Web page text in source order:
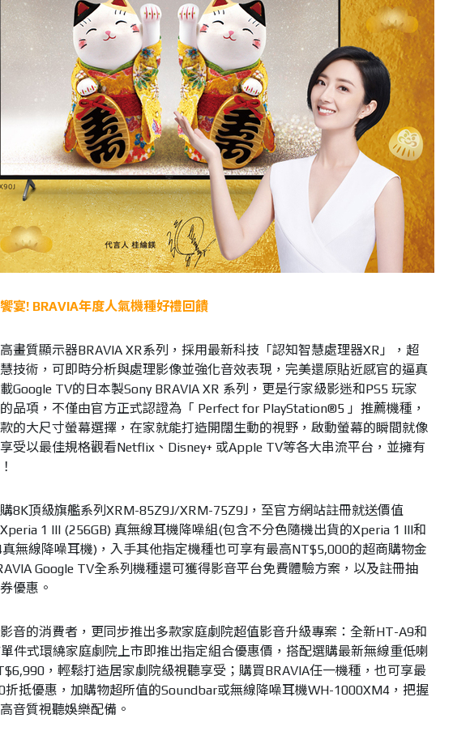
宴! BRAVIA年度人氣機種好禮回饋
畫質顯示器BRAVIA XR系列，採用最新科技「認知智慧處理器XR」，超
技術，可即時分析與處理影像並強化音效表現，完美還原貼近感官的逼真
Google TV的日本製Sony BRAVIA XR 系列，更是行家級影迷和PS5 玩家
品項，不僅由官方正式認證為「 Perfect for PlayStation®5 」推薦機種，
的大尺寸螢幕選擇，在家就能打造開闊生動的視野，啟動螢幕的瞬間就像
受以最佳規格觀看Netflix、Disney+ 或Apple TV等各大串流平台，並擁有
8K頂級旗艦系列XRM-85Z9J/XRM-75Z9J，至官方網站註冊就送價值
1 III (256GB) 真無線耳機降噪組(包含不分色隨機出貨的Xperia 1 III和
無線降噪耳機)，入手其他指定機種也可享有最高NT$5,000的超商購物金
Google TV全系列機種還可獲得影音平台免費體驗方案，以及註冊抽
優惠。
音的消費者，更同步推出多款家庭劇院超值影音升級專案：全新HT-A9和
件式環繞家庭劇院上市即推出指定組合優惠價，搭配選購最新無線重低喇
，輕鬆打造居家劇院級視聽享受；購買BRAVIA任一機種，也可享最
折抵優惠，加購物超所值的Soundbar或無線降噪耳機WH-1000XM4，把握
音質視聽娛樂配備。